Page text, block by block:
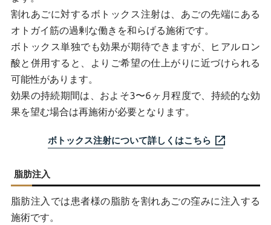
割れあごに対するボトックス注射は、あごの先端にある
オトガイ筋の過剰な働きを和らげる施術です。
ボトックス単独でも効果が期待できますが、ヒアルロン
酸と併用すると、よりご希望の仕上がりに近づけられる
可能性があります。
効果の持続期間は、およそ3〜6ヶ月程度で、持続的な効
果を望む場合は再施術が必要となります。
ボトックス注射について詳しくはこちら
脂肪注入
脂肪注入では患者様の脂肪を割れあごの窪みに注入する
施術です。